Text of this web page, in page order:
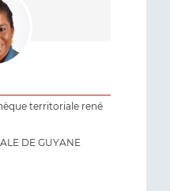
territoriale rené
DE GUYANE